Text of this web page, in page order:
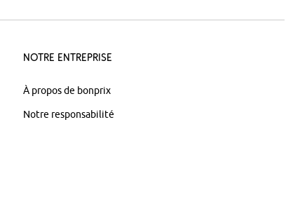
Notre Entreprise
À propos de bonprix
Notre responsabilité